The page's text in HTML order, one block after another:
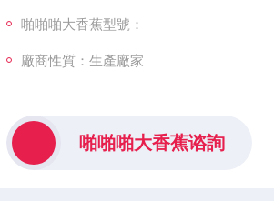
啪啪啪大香蕉型號：
廠商性質：生產廠家
啪啪啪大香蕉谘詢